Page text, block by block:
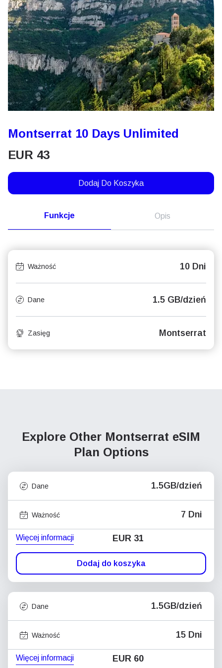
Montserrat 10 Days Unlimited
EUR 43
Dodaj Do Koszyka
Funkcje Opis
Ważność 10 Dni
Dane 1.5 GB/dzień
Zasięg Montserrat
Explore Other Montserrat eSIM
Plan Options
Dane 1.5GB/dzień
Ważność 7 Dni
Więcej informacji EUR 31
Dodaj do koszyka
Dane 1.5GB/dzień
Ważność 15 Dni
Więcej informacji EUR 60